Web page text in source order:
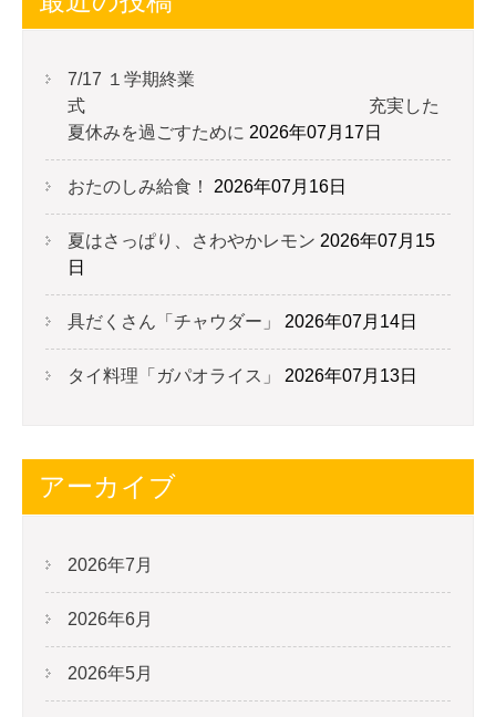
7/17 １学期終業
式 充実した
夏休みを過ごすために 2026年07月17日
おたのしみ給食！ 2026年07月16日
夏はさっぱり、さわやかレモン 2026年07月15
日
具だくさん「チャウダー」 2026年07月14日
タイ料理「ガパオライス」 2026年07月13日
アーカイブ
2026年7月
2026年6月
2026年5月